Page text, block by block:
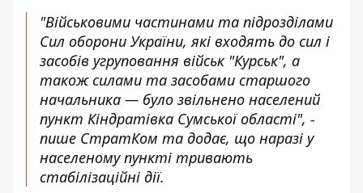
"Військовими частинами та підрозділами
Сил оборони України, які входять до сил і
засобів угруповання військ "Курськ", а
також силами та засобами старшого
начальника — було звільнено населений
пункт Кіндратівка Сумської області", -
пише СтратКом та додає, що наразі у
населеному пункті тривають
стабілізаційні дії.